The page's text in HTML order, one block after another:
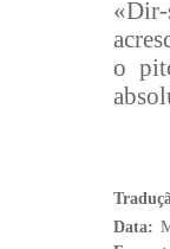
«Dir-
o
Data: